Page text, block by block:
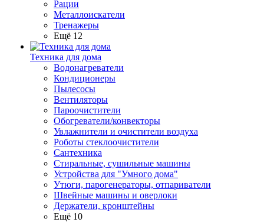
Рации
Металлоискатели
Тренажеры
Ещё 12
Техника для дома
Водонагреватели
Кондиционеры
Пылесосы
Вентиляторы
Пароочистители
Обогреватели/конвекторы
Увлажнители и очистители воздуха
Роботы стеклоочистители
Сантехника
Стиральные, сушильные машины
Устройства для "Умного дома"
Утюги, парогенераторы, отпариватели
Швейные машины и оверлоки
Держатели, кронштейны
Ещё 10